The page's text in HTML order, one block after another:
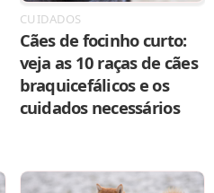
CUIDADOS
Cães de focinho curto:
veja as 10 raças de cães
braquicefálicos e os
cuidados necessários